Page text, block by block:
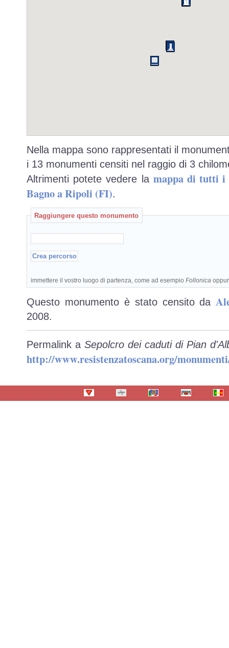
Nella mappa sono rappresentati il
i 13 monumenti censiti nel raggio di 3
Altrimenti potete vedere la mappa di tutti i
Bagno a Ripoli (FI).
Raggiungere questo monumento
immettere il vostro luogo di partenza, come ad esempio Follonica
Questo monumento è stato censito da
2008.
Permalink aSepolcro dei caduti di Pian
http://www.resistenzatoscana.org/